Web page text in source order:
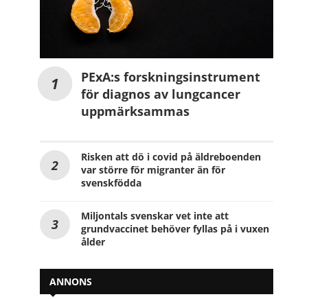
PExA:s forskningsinstrument
för diagnos av lungcancer
uppmärksammas
Risken att dö i covid på äldreboenden
var större för migranter än för
svenskfödda
Miljontals svenskar vet inte att
grundvaccinet behöver fyllas på i vuxen
ålder
ANNONS